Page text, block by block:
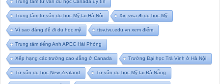
Trung tâm tư vấn du học Canada uy tín
Trung tâm tư vấn du học Mỹ tại Hà Nội Xin visa đi du học Mỹ
Vì sao đáng để đi du học mỹ ttsv.tvu.edu.vn xem điểm
Trung tâm tiếng Anh APEC Hải Phòng
Xếp hạng các trường cao đẳng ở Canada Trường Đại học Trà Vinh ở Hà Nội
Tư vấn du học New Zealand Tư vấn du học Mỹ tại Đà Nẵng